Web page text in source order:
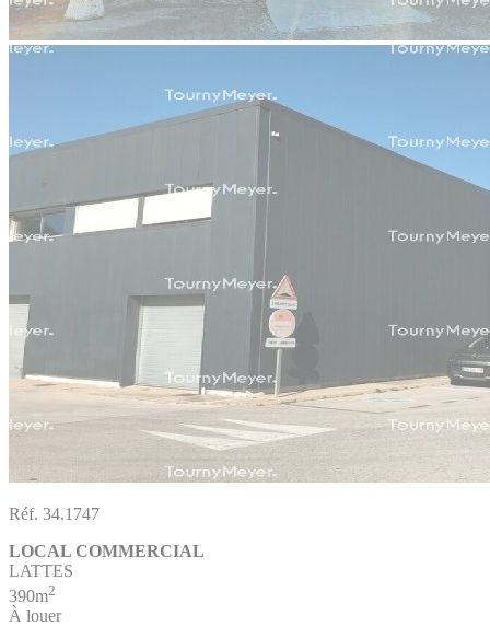
Réf. 34.1747
LOCAL COMMERCIAL
LATTES
390m2
À louer